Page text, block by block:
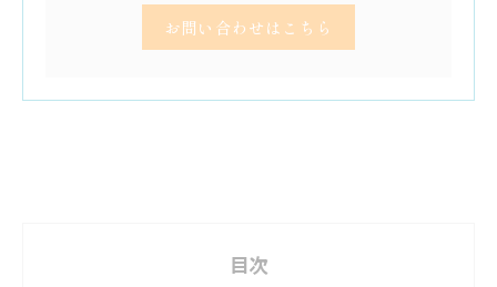
お問い合わせはこちら
目次